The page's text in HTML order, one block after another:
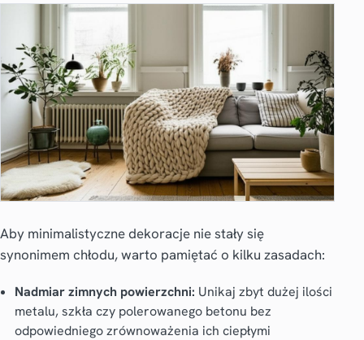
Aby minimalistyczne dekoracje nie stały się
synonimem chłodu, warto pamiętać o kilku zasadach:
Nadmiar zimnych powierzchni: Unikaj zbyt dużej ilości
metalu, szkła czy polerowanego betonu bez
odpowiedniego zrównoważenia ich ciepłymi